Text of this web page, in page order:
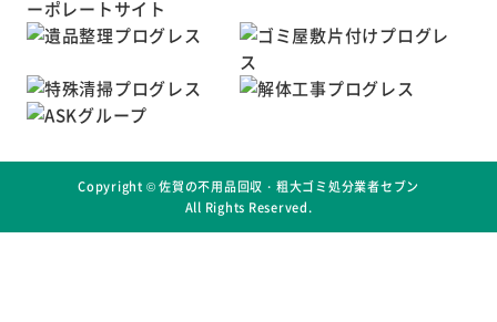
Copyright ©佐賀の不用品回収・粗大ゴミ処分業者セブン
All Rights Reserved.